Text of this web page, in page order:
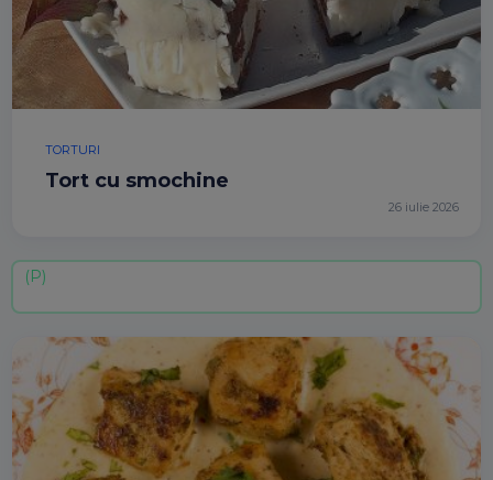
TORTURI
Tort cu smochine
26 iulie 2026